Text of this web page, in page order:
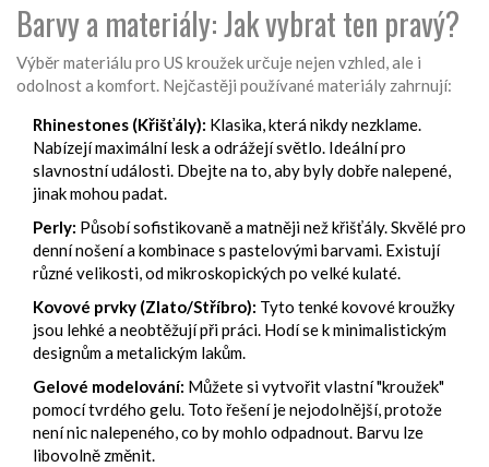
Barvy a materiály: Jak vybrat ten pravý?
Výběr materiálu pro US kroužek určuje nejen vzhled, ale i
odolnost a komfort. Nejčastěji používané materiály zahrnují:
Rhinestones (Křišťály): Klasika, která nikdy nezklame.
Nabízejí maximální lesk a odrážejí světlo. Ideální pro
slavnostní události. Dbejte na to, aby byly dobře nalepené,
jinak mohou padat.
Perly: Působí sofistikovaně a matněji než křišťály. Skvělé pro
denní nošení a kombinace s pastelovými barvami. Existují
různé velikosti, od mikroskopických po velké kulaté.
Kovové prvky (Zlato/Stříbro): Tyto tenké kovové kroužky
jsou lehké a neobtěžují při práci. Hodí se k minimalistickým
designům a metalickým lakům.
Gelové modelování: Můžete si vytvořit vlastní "kroužek"
pomocí tvrdého gelu. Toto řešení je nejodolnější, protože
není nic nalepeného, co by mohlo odpadnout. Barvu lze
libovolně změnit.